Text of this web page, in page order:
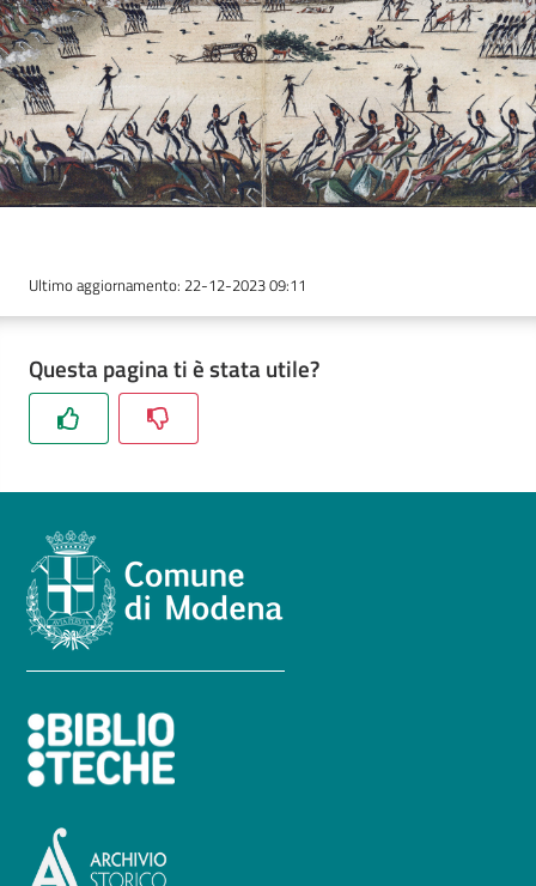
Ultimo aggiornamento: 22-12-2023 09:11
Questa pagina ti è stata utile?